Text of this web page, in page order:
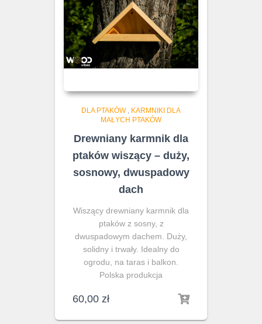
DLA PTAKÓW, KARMNIKI DLA
MAŁYCH PTAKÓW
Drewniany karmnik dla
ptaków wiszący – duży,
sosnowy, dwuspadowy
dach
Wiszący drewniany karmnik dla
ptaków z sosny, z
dwuspadowym dachem. Duży,
solidny i trwały. Idealny do
ogrodu, na taras i balkon.
Polska produkcja
60,00 zł